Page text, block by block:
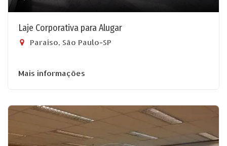
Laje Corporativa para Alugar
Paraíso, São Paulo-SP
Mais informações